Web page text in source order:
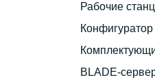
Рабочие
Конфигуратор
BLADE-